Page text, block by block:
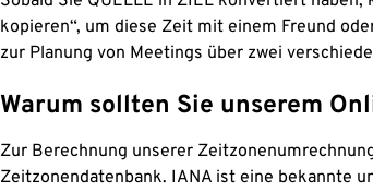
kopieren“, um diese Zeit mit einem Freund
zur Planung von Meetings über zwei
Warum sollten Sie unserem
Zur Berechnung unserer
Zeitzonendatenbank. IANA ist eine bekannte